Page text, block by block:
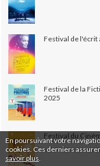
En poursuivant votre
cookies. Ces derniers
savoir plus
Festival de l'écrit
Festival de la
2025
Festival du